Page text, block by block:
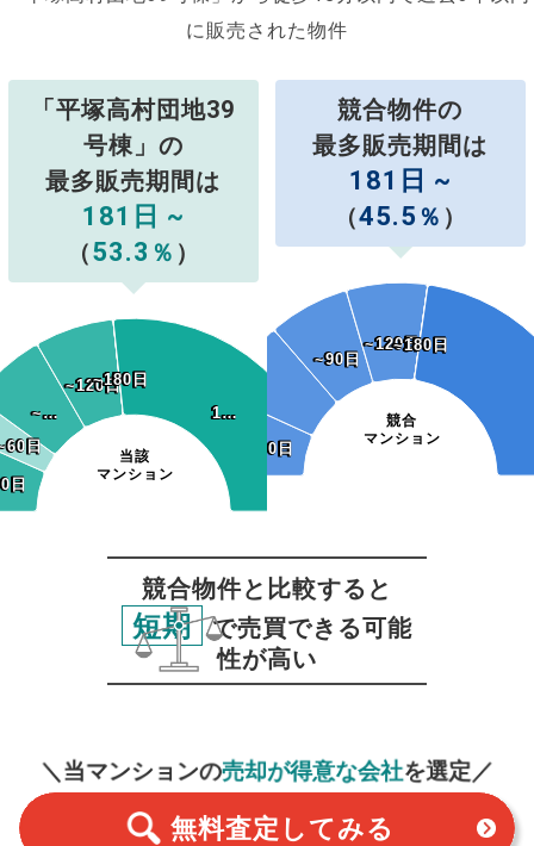
に販売された物件
「平塚高村団地39
号棟」の
最多販売期間は
181日 ~
（53.3 ％ ）
当該
マンション
日
日
日
日
~…
~…
~120日
~120日~150日
~150日
~180日
~180日
1…
1…
競合物件の
最多販売期間は
181日 ~
（45.5 ％ ）
競合
マンション
~30日
~30日
~90日
~90日
~120日
~120日~150日
~150日
~180日
~180日
競合物件と比較すると
短期
で売買できる可能
性が高い
＼当マンションの売却が得意な会社を選定／
無料査定 してみる